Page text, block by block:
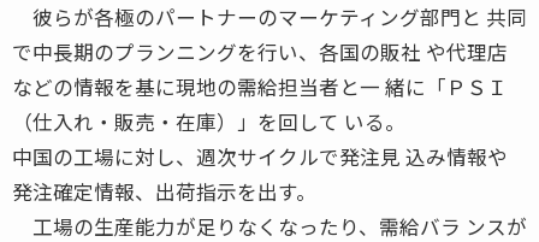
彼らが各極のパートナーのマーケティング部門と 共同
で中長期のプランニングを行い、各国の販社 や代理店
などの情報を基に現地の需給担当者と一 緒に「ＰＳＩ
（仕入れ・販売・在庫）」を回して いる。
中国の工場に対し、週次サイクルで発注見 込み情報や
発注確定情報、出荷指示を出す。
工場の生産能力が足りなくなったり、需給バラ ンスが